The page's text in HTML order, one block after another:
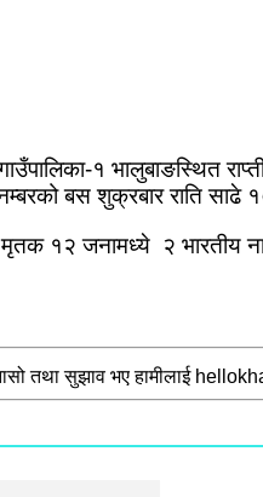
१ भालुबाङस्थित
बस शुक्रबार राति साढे
१२ जनामध्ये २ भारतीय
तथा सुझाव भए हामीलाई